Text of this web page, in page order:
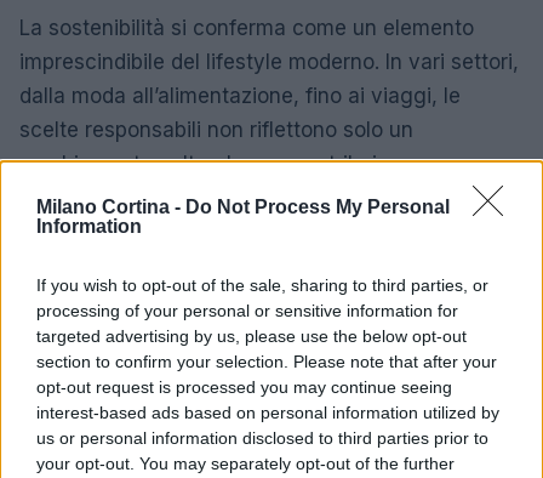
Milano Cortina - Do Not Process My Personal
Information
If you wish to opt-out of the sale, sharing to third parties, or
processing of your personal or sensitive information for
targeted advertising by us, please use the below opt-out
section to confirm your selection. Please note that after your
opt-out request is processed you may continue seeing
interest-based ads based on personal information utilized by
us or personal information disclosed to third parties prior to
your opt-out. You may separately opt-out of the further
La sostenibilità si conferma come un elemento
imprescindibile del lifestyle moderno. In vari settori,
dalla moda all’alimentazione, fino ai viaggi, le
scelte responsabili non riflettono solo un
cambiamento culturale, ma contribuiscono
attivamente a un futuro più sostenibile. Adottare
pratiche sostenibili rappresenta un’opportunità per
promuovendo un equilibrio tra il benessere
personale e il rispetto per l’ambiente.
AUTORE
Matteo Pellegrino